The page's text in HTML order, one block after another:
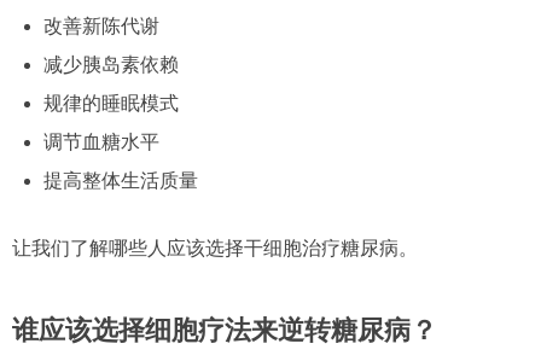
改善新陈代谢
减少胰岛素依赖
规律的睡眠模式
调节血糖水平
提高整体生活质量
让我们了解哪些人应该选择干细胞治疗糖尿病。
谁应该选择细胞疗法来逆转糖尿病？